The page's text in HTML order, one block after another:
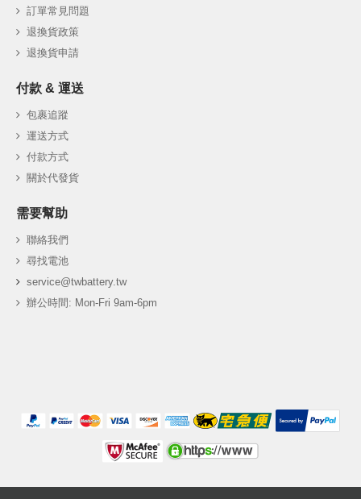
訂單常見問題
退換貨政策
退換貨申請
付款 & 運送
包裹追蹤
運送方式
付款方式
關於代發貨
需要幫助
聯絡我們
尋找電池
service@twbattery.tw
辦公時間: Mon-Fri 9am-6pm